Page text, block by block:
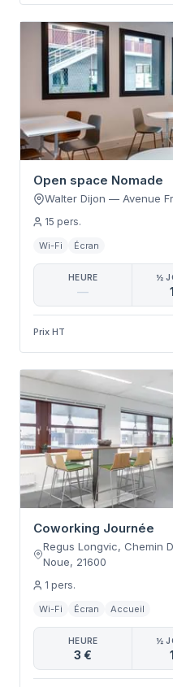
Open space Nomade
Walter Dijon — Avenue
15 pers.
Wi-Fi Écran
HEURE
—
½
Prix HT
Coworking Journée
Regus Longvic, Chemin
Noue, 21600
1 pers.
Wi-Fi Écran Accueil
HEURE
3 €
½